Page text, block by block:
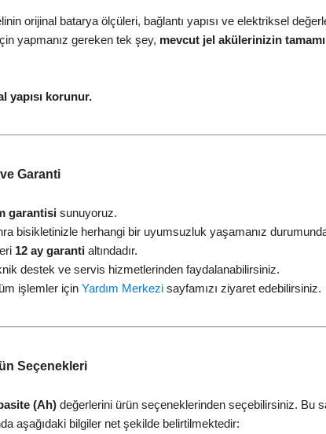
orijinal batarya ölçüleri, bağlantı yapısı ve elektriksel
yapmanız gereken tek şey, mevcut jel akülerinizin
yapısı korunur.
Garanti
garantisi sunuyoruz.
bisikletinizle herhangi bir uyumsuzluk yaşamanız
12 ay garanti altındadır.
destek ve servis hizmetlerinden faydalanabilirsiniz.
işlemler için Yardım Merkezi sayfamızı ziyaret edebilirsiniz.
Seçenekleri
(Ah) değerlerini ürün seçeneklerinden seçebilirsiniz. Bu
aşağıdaki bilgiler net şekilde belirtilmektedir: